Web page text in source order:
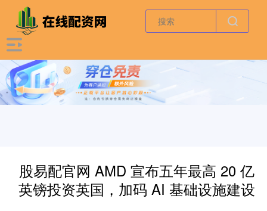
股易配官网 AMD 宣布五年最高 20 亿
英镑投资英国，加码 AI 基础设施建设